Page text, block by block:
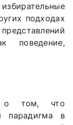
подходах
поведение,
о том, что
парадигма в